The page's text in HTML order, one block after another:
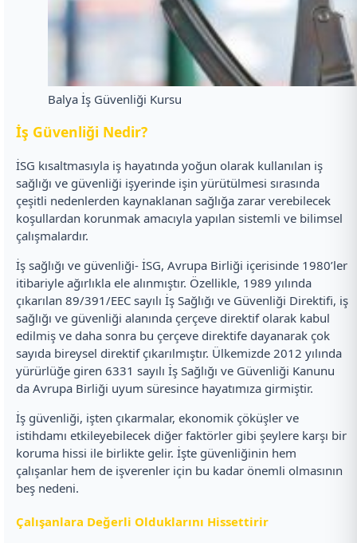
Balya İş Güvenliği Kursu
İş Güvenliği Nedir?
İSG kısaltmasıyla iş hayatında yoğun olarak kullanılan iş
sağlığı ve güvenliği işyerinde işin yürütülmesi sırasında
çeşitli nedenlerden kaynaklanan sağlığa zarar verebilecek
koşullardan korunmak amacıyla yapılan sistemli ve bilimsel
çalışmalardır.
İş sağlığı ve güvenliği- İSG, Avrupa Birliği içerisinde 1980’ler
itibariyle ağırlıkla ele alınmıştır. Özellikle, 1989 yılında
çıkarılan 89/391/EEC sayılı İş Sağlığı ve Güvenliği Direktifi, iş
sağlığı ve güvenliği alanında çerçeve direktif olarak kabul
edilmiş ve daha sonra bu çerçeve direktife dayanarak çok
sayıda bireysel direktif çıkarılmıştır. Ülkemizde 2012 yılında
yürürlüğe giren 6331 sayılı İş Sağlığı ve Güvenliği Kanunu
da Avrupa Birliği uyum süresince hayatımıza girmiştir.
İş güvenliği, işten çıkarmalar, ekonomik çöküşler ve
istihdamı etkileyebilecek diğer faktörler gibi şeylere karşı bir
koruma hissi ile birlikte gelir. İşte güvenliğinin hem
çalışanlar hem de işverenler için bu kadar önemli olmasının
beş nedeni.
Çalışanlara Değerli Olduklarını Hissettirir